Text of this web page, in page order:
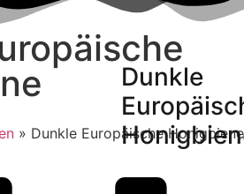
Dunkle
» Dunkle Europäische Honigbiene